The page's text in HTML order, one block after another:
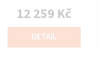
0,0
5
hvězdiček.
12 259 Kč
Měrná
cena:
DETAIL